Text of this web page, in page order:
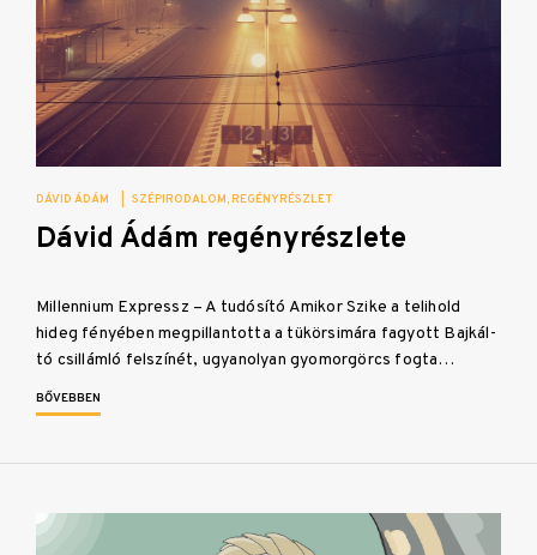
DÁVID ÁDÁM SZÉPIRODALOM REGÉNYRÉSZLET
Dávid Ádám regényrészlete
Millennium Expressz – A tudósító Amikor Szike a telihold
hideg fényében megpillantotta a tükörsimára fagyott Bajkál-
tó csillámló felszínét, ugyanolyan gyomorgörcs fogta…
BŐVEBBEN